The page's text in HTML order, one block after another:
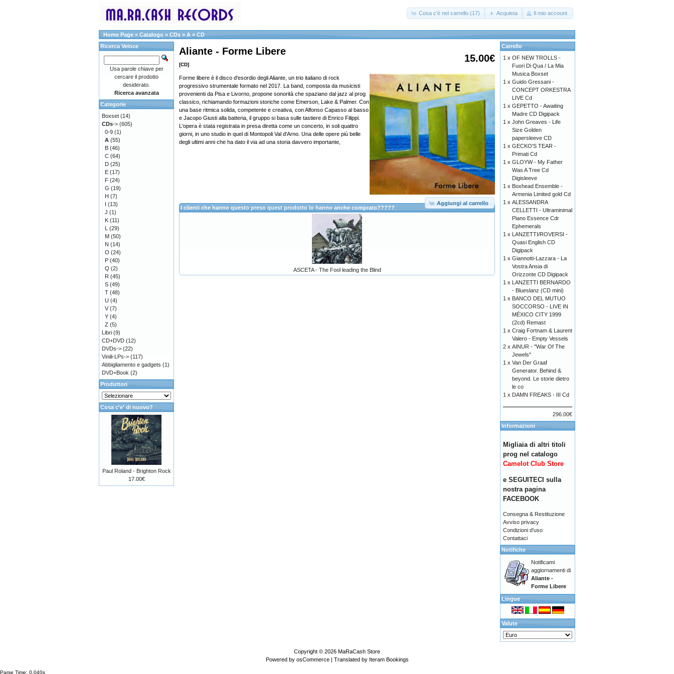
Cosa c'è nel carrello (17) Acquista Il mio account
Home Page » Catalogo » CDs » A » CD
15.00€
Aliante - Forme Libere
[CD]
Forme libere è il disco d'esordio degli Aliante, un trio italiano di rock
progressivo strumentale formato nel 2017. La band, composta da musicisti
provenienti da Pisa e Livorno, propone sonorità che spaziano dal jazz al prog
classico, richiamando formazioni storiche come Emerson, Lake & Palmer. Con
una base ritmica solida, competente e creativa, con Alfonso Capasso al basso
e Jacopo Giusti alla batteria, il gruppo si basa sulle tastiere di Enrico Filippi.
L'opera è stata registrata in presa diretta come un concerto, in soli quattro
giorni, in uno studio in quel di Montopoli Val d'Arno. Una delle opere più belle
degli ultimi anni che ha dato il via ad una storia davvero importante,
Aggiungi al carrello
I clienti che hanno questo preso quest prodotto lo hanno anche comprato?????
ASCETA - The Fool leading the Blind
Ricerca Veloce
Usa parole chiave per
cercare il prodotto
desiderato.
Ricerca avanzata
Categorie
Boxset (14)
CDs-> (605)
0-9 (1)
A (55)
B (46)
C (64)
D (25)
E (17)
F (24)
G (19)
H (7)
I (13)
J (1)
K (11)
L (29)
M (50)
N (14)
O (24)
P (40)
Q (2)
R (45)
S (49)
T (48)
U (4)
V (7)
Y (4)
Z (5)
Libri (9)
CD+DVD (12)
DVDs-> (22)
Vinili-LPs-> (117)
Abbigliamento e gadgets (1)
DVD+Book (2)
Produttori
Cosa c'e' di nuovo?
Paul Roland - Brighton Rock
17.00€
Carrello
1 x OF NEW TROLLS -
Fuori Di Qua / La Mia
Musica Boxset
1 x Guido Gressani -
CONCEPT ORKESTRA
LIVE Cd
1 x GEPETTO - Awaiting
Madre CD Digipack
1 x John Greaves - Life
Size Golden
papersleeve CD
1 x GECKO'S TEAR -
Primati Cd
1 x GLOYW - My Father
Was A Tree Cd
Digisleeve
1 x Boxhead Ensemble -
Armenia Limited gold Cd
1 x ALESSANDRA
CELLETTI - Ultraminimal
Piano Essence Cdr
Ephemerals
1 x LANZETTI/ROVERSI -
Quasi English CD
Digipack
1 x Giannotti-Lazzara - La
Vostra Ansia di
Orizzonte CD Digipack
1 x LANZETTI BERNARDO
- Blueslanz (CD mini)
1 x BANCO DEL MUTUO
SOCCORSO - LIVE IN
MÉXICO CITY 1999
(2cd) Remast
1 x Craig Fortnam & Laurent
Valero - Empty Vessels
2 x AINUR - "War Of The
Jewels"
1 x Van Der Graaf
Generator. Behind &
beyond. Le storie dietro
le co
1 x DAMN FREAKS - III Cd
296.00€
Informazioni
Migliaia di altri titoli
prog nel catalogo
Camelot Club Store
e SEGUITECI sulla
nostra pagina
FACEBOOK
Consegna & Restituzione
Avviso privacy
Condizioni d'uso
Contattaci
Notifiche
Notificami
aggiornamenti di
Aliante -
Forme Libere
Lingue
Valute
Copyright © 2026 MaRaCash Store
Powered by osCommerce| Translated by Iteram Bookings
Parse Time: 0.040s